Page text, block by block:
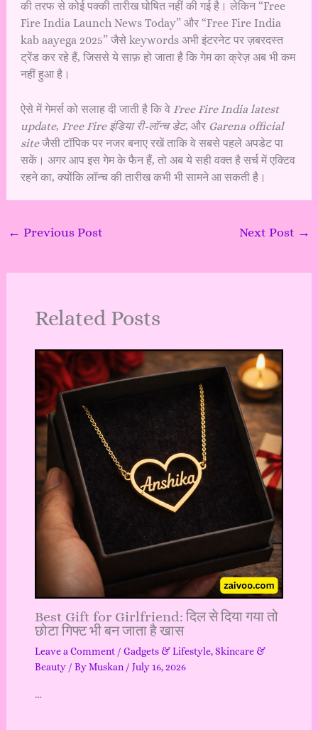
की तरफ से कोई पक्की तारीख घोषित नहीं की गई है। लेकिन “Free
Fire India Launch News Today” और “Free Fire India
kab aayega 2025” जैसे keywords अभी इंटरनेट पर ज़बरदस्त
ट्रेंड कर रहे हैं, जिससे ये साफ़ हो जाता है कि गेम का क्रेज़ अब भी कम
नहीं हुआ है।
ऐसे में गेमर्स को सलाह दी जाती है कि वे Free Fire India latest
update, Free Fire इंडिया री-लॉन्च डेट, और Garena official
siteजैसी टॉपिक पर नजर बनाए रखें ताकि वे सबसे पहले अपडेट पा
सकें। अगर आप इस गेम के फैन हैं, तो अब ये सही वक्त है सर्च में एक्टिव
रहने का, क्योंकि लॉन्च की तारीख कभी भी सामने आ सकती है।
← Previous Post Next Post →
Related Posts
Best Gift for Girlfriend: दिल से दिया गया तो
छोटा गिफ्ट भी बन जाता है खास
Leave a Comment / Gadgets & Lifestyle,Skincare &
Beauty/ ByMuskan / July 16, 2026
…